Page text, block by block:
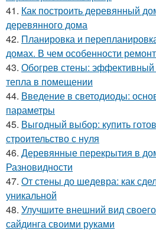
41. Как построить деревянный
деревянного дома
42. Планировка и
домах. В чем особенности
43. Обогрев стены: эффективный
тепла в помещении
44. Введение в светодиоды:
параметры
45. Выгодный выбор: купить
строительство с нуля
46. Деревянные перекрытия в
Разновидности
47. От стены до шедевра: как
уникальной
48. Улучшите внешний вид
сайдинга своими руками